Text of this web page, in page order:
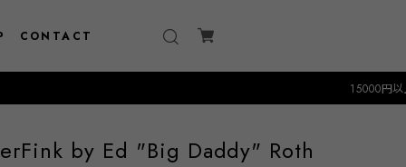
CONTACT
15000円以上のお買い
by Ed "Big Daddy" Roth